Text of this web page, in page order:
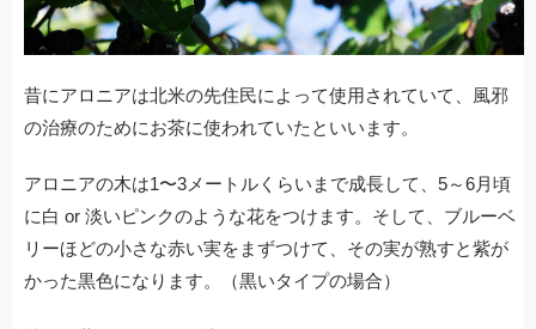
昔にアロニアは北米の先住民によって使用されていて、風邪
の治療のためにお茶に使われていたといいます。
アロニアの木は1〜3メートルくらいまで成長して、5～6月頃
に白 or 淡いピンクのような花をつけます。そして、ブルーベ
リーほどの小さな赤い実をまずつけて、その実が熟すと紫が
かった黒色になります。（黒いタイプの場合）